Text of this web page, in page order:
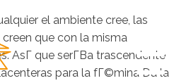
el ambiente cree, las
que con la misma
AsГ­ que serГ­В­a trascendente
para la fГ©mina Da la